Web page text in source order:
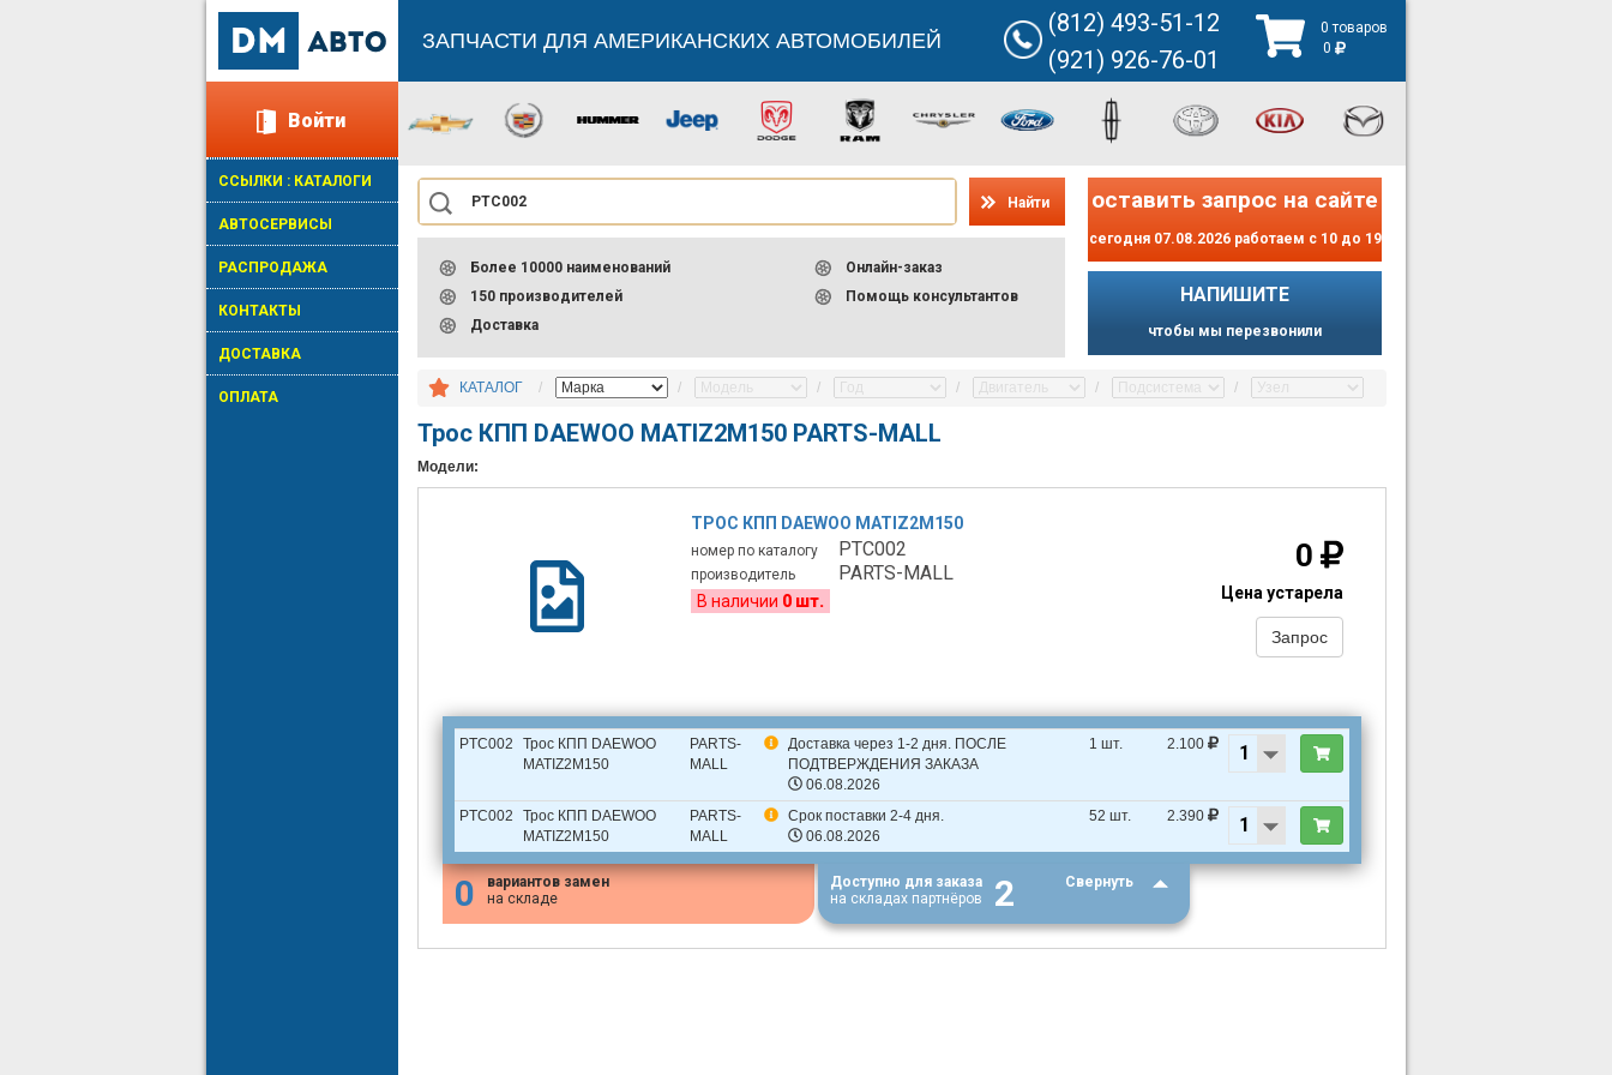
Войти
ССЫЛКИ : КАТАЛОГИ
АВТОСЕРВИСЫ
РАСПРОДАЖА
КОНТАКТЫ
ДОСТАВКА
ОПЛАТА
ЗАПЧАСТИ ДЛЯ АМЕРИКАНСКИХ АВТОМОБИЛЕЙ
(812) 493-51-12
(921) 926-76-01
0 товаров
0
Найти
Более 10000 наименований
150 производителей
Доставка
Онлайн-заказ
Помощь консультантов
оставить запрос на сайте
сегодня 07.08.2026 работаем с 10 до 19
НАПИШИТЕ
чтобы мы перезвонили
КАТАЛОГ
Трос КПП DAEWOO MATIZ2M150 PARTS-MALL
Модели:
ТРОС КПП DAEWOO MATIZ2M150
номер по каталогу PTC002
производитель PARTS-MALL
В наличии 0 шт.
0
Цена устарела
Запрос
PTC002
Трос КПП DAEWOO
MATIZ2M150
PARTS-
MALL
Доставка через 1-2 дня. ПОСЛЕ
ПОДТВЕРЖДЕНИЯ ЗАКАЗА
06.08.2026
1 шт. 2.100
PTC002
Трос КПП DAEWOO
MATIZ2M150
PARTS-
MALL
Срок поставки 2-4 дня.
06.08.2026
52 шт. 2.390
0
вариантов замен
на складе
Доступно для заказа
на складах партнёров
2 Свернуть